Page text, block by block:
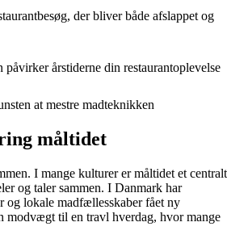
der bliver både afslappet og
påvirker årstiderne din restaurantoplevelse
at mestre madteknikken
måltidet
I mange kulturer er måltidet et centralt
og taler sammen. I Danmark har
og lokale madfællesskaber fået ny
modvægt til en travl hverdag, hvor mange